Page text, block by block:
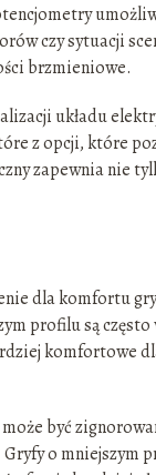
czy sytuacji
brzmieniowe.
układu
z opcji, które
zapewnia nie
dla komfortu
profilu są
komfortowe
być
o mniejszym